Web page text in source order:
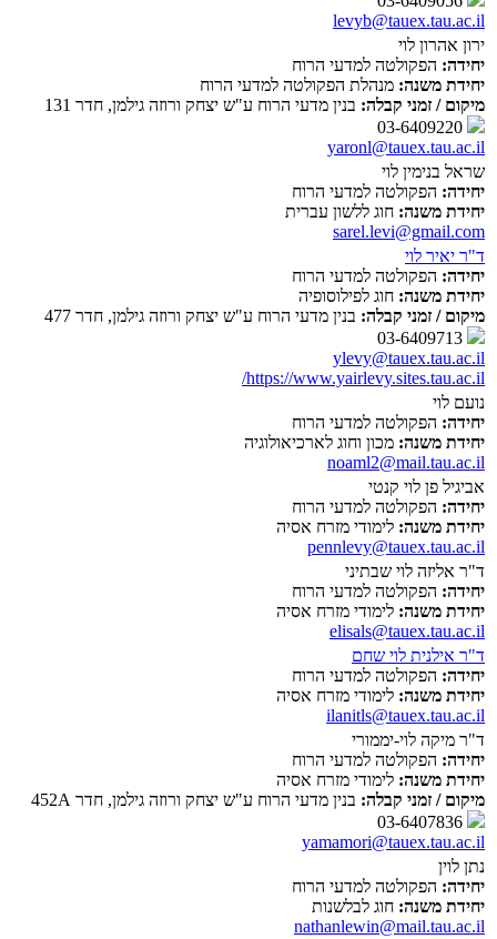
levyb@tauex.tau.ac.il
ירון אהרון לוי
יחידה: הפקולטה למדעי הרוח
יחידת משנה: מנהלת הפקולטה למדעי הרוח
מיקום / זמני קבלה: בנין מדעי הרוח ע"ש יצחק ורוזה גילמן, חדר 131
yaronl@tauex.tau.ac.il
שראל בנימין לוי
יחידה: הפקולטה למדעי הרוח
יחידת משנה: חוג ללשון עברית
sarel.levi@gmail.com
ד"ר יאיר לוי
יחידה: הפקולטה למדעי הרוח
יחידת משנה: חוג לפילוסופיה
מיקום / זמני קבלה: בנין מדעי הרוח ע"ש יצחק ורוזה גילמן, חדר 477
ylevy@tauex.tau.ac.il
https://www.yairlevy.sites.tau.ac.il/
נועם לוי
יחידה: הפקולטה למדעי הרוח
יחידת משנה: מכון וחוג לארכיאולוגיה
noaml2@mail.tau.ac.il
אביגיל פן לוי קנטי
יחידה: הפקולטה למדעי הרוח
יחידת משנה: לימודי מזרח אסיה
pennlevy@tauex.tau.ac.il
ד"ר אליזה לוי שבתיני
יחידה: הפקולטה למדעי הרוח
יחידת משנה: לימודי מזרח אסיה
elisals@tauex.tau.ac.il
ד"ר אילנית לוי שחם
יחידה: הפקולטה למדעי הרוח
יחידת משנה: לימודי מזרח אסיה
ilanitls@tauex.tau.ac.il
ד"ר מיקה לוי-יממורי
יחידה: הפקולטה למדעי הרוח
יחידת משנה: לימודי מזרח אסיה
מיקום / זמני קבלה: בנין מדעי הרוח ע"ש יצחק ורוזה גילמן, חדר 452A
yamamori@tauex.tau.ac.il
נתן לוין
יחידה: הפקולטה למדעי הרוח
יחידת משנה: חוג לבלשנות
nathanlewin@mail.tau.ac.il